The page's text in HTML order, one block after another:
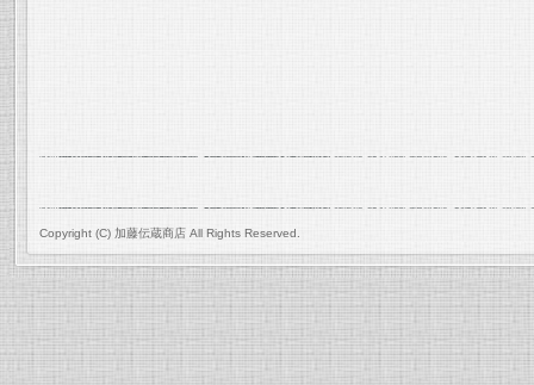
Copyright (C) 加藤伝蔵商店 All Rights Reserved.